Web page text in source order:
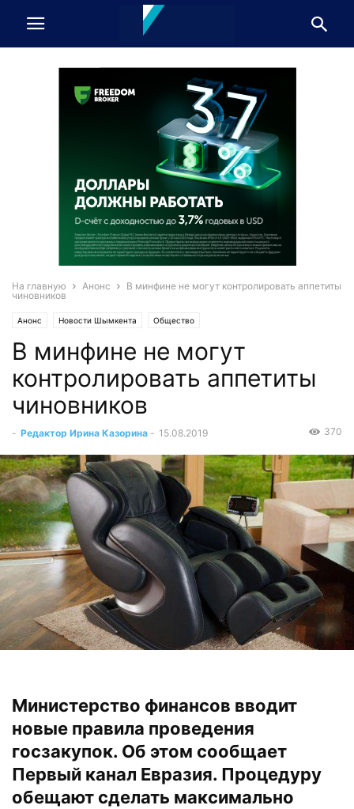
На главную Анонс
В минфине не могут контролировать аппетиты
чиновников
Анонс Новости Шымкента Общество
В минфине не могут
контролировать аппетиты
чиновников
- Редактор Ирина Казорина - 15.08.2019 370
Министерство финансов вводит
новые правила проведения
госзакупок. Об этом сообщает
Первый канал Евразия. Процедуру
обещают сделать максимально